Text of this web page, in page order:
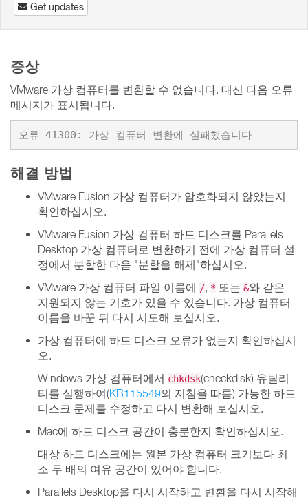
Get updates
증상
VMware 가상 컴퓨터를 변환할 수 없습니다. 대신 다음 오류
메시지가 표시됩니다.
오류 41300: 가상 컴퓨터 변환에 실패했습니다
해결 방법
VMware Fusion 가상 컴퓨터가 암호화되지 않았는지
확인하십시오.
VMware Fusion 가상 컴퓨터 하드 디스크를 Parallels
Desktop 가상 컴퓨터로 변환하기 전에 가상 컴퓨터 설
정에서 분할한 다음 "분할을 해제"하십시오.
VMware 가상 컴퓨터 파일 이름에 /, * 또는 &와 같은
지원되지 않는 기호가 있을 수 있습니다. 가상 컴퓨터
이름을 바꾼 뒤 다시 시도해 보십시오.
가상 컴퓨터에 하드 디스크 오류가 없는지 확인하십시
오.
Windows 가상 컴퓨터에서 chkdsk(checkdisk) 유틸리
티를 실행하여(KB115549의 지침을 따름) 가능한 하드
디스크 문제를 수정하고 다시 변환해 보십시오.
Mac에 하드 디스크 공간이 충분한지 확인하십시오.
대상 하드 디스크에는 원본 가상 컴퓨터 크기보다 최
소 두 배의 여유 공간이 있어야 합니다.
Parallels Desktop을 다시 시작하고 변환을 다시 시작해